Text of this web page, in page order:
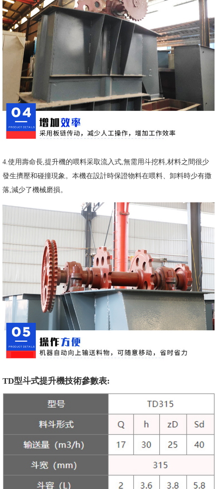
4.使用壽命長,提升機的喂料采取流入式,無需用斗挖料,材料之間很少
發生擠壓和碰撞現象。本機在設計時保證物料在喂料、卸料時少有撒
落,減少了機械磨損。
TD型斗式提升機技術參數表: